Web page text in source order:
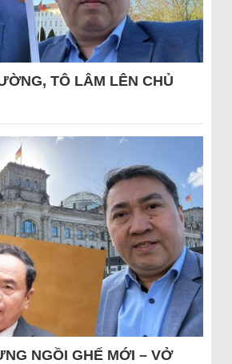
TÔ LÂM LÊN CHỦ
NGỒI GHẾ MỚI – VỞ